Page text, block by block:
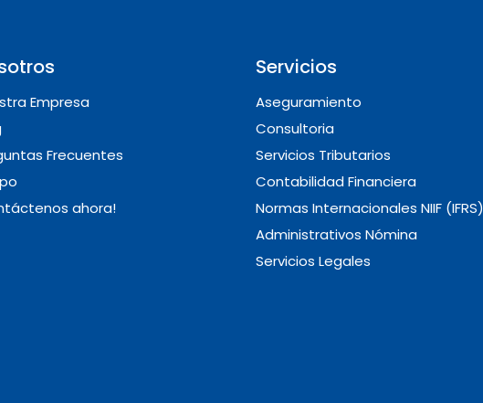
Empresa
Frecuentes
ahora!
Servicios
Aseguramiento
Consultoria
Servicios Tributarios
Contabilidad Financiera
Normas Internacionales NIIF (IFRS)
Administrativos Nómina
Servicios Legales